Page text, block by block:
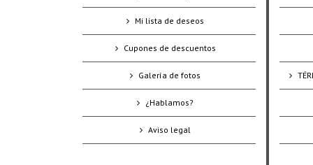
Mi lista de deseos
Cupones de descuentos
Galería de fotos
¿Hablamos?
Aviso legal